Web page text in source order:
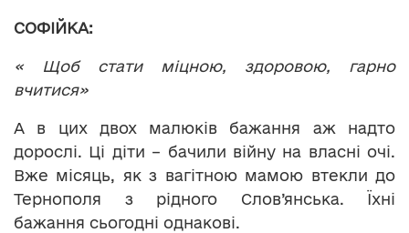
СОФІЙКА:
« Щоб стати міцною, здоровою, гарно
вчитися»
А в цих двох малюків бажання аж надто
дорослі. Ці діти – бачили війну на власні очі.
Вже місяць, як з вагітною мамою втекли до
Тернополя з рідного Слов’янська. Їхні
бажання сьогодні однакові.